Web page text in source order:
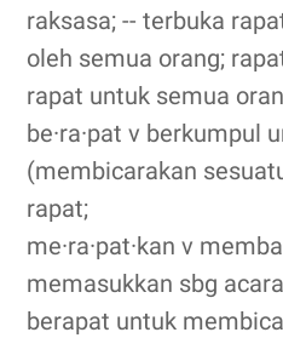
raksasa; -- terbuka
oleh semua orang;
rapat untuk semua
be·ra·pat v berkumpul
(membicarakan
rapat;
me·ra·pat·kan v
memasukkan sbg
berapat untuk